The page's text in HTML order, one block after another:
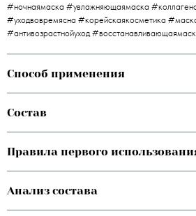
#ночнаямаска #увлажняющаямаска
#уходвовремясна #корейскаякосметика
#антивозрастнойуход
Способ применения
Состав
Правила первого
Анализ состава